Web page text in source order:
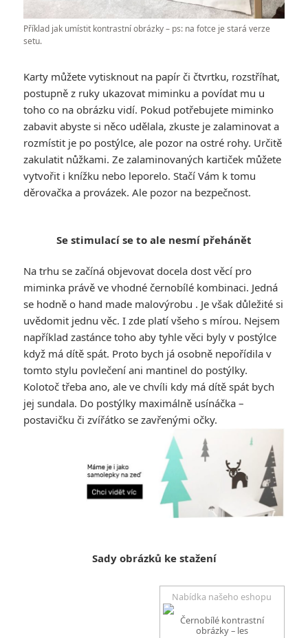
Příklad jak umístit kontrastní obrázky – ps: na fotce je stará verze
setu.
Karty můžete vytisknout na papír či čtvrtku, rozstříhat,
postupně z ruky ukazovat miminku a povídat mu u
toho co na obrázku vidí. Pokud potřebujete miminko
zabavit abyste si něco udělala, zkuste je zalaminovat a
rozmístit je po postýlce, ale pozor na ostré rohy. Určitě
zakulatit nůžkami. Ze zalaminovaných kartiček můžete
vytvořit i knížku nebo leporelo. Stačí Vám k tomu
děrovačka a provázek. Ale pozor na bezpečnost.
Se stimulací se to ale nesmí přehánět
Na trhu se začíná objevovat docela dost věcí pro
miminka právě ve vhodné černobílé kombinaci. Jedná
se hodně o hand made malovýrobu . Je však důležité si
uvědomit jednu věc. I zde platí všeho s mírou. Nejsem
například zastánce toho aby tyhle věci byly v postýlce
když má dítě spát. Proto bych já osobně nepořídila v
tomto stylu povlečení ani mantinel do postýlky.
Kolotoč třeba ano, ale ve chvíli kdy má dítě spát bych
jej sundala. Do postýlky maximálně usínáčka –
postavičku či zvířátko se zavřenými očky.
Sady obrázků ke stažení
Nabídka našeho eshopu
Černobílé kontrastní
obrázky – les